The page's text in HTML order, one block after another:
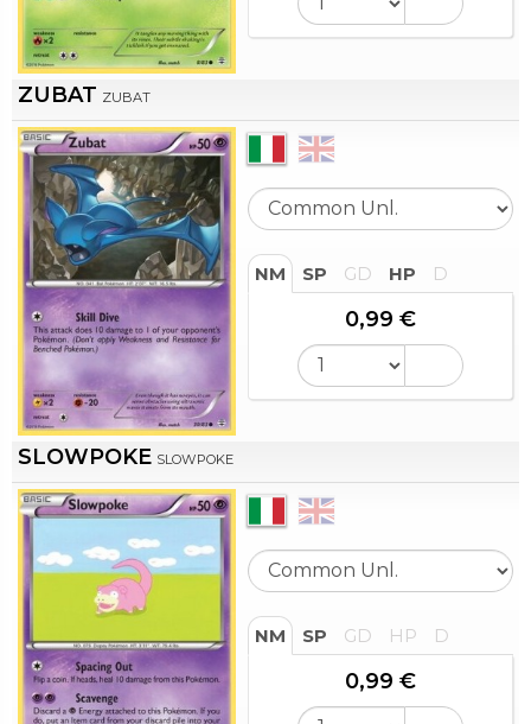
ZUBAT ZUBAT
NM SP GD HP D
0,99 €
SLOWPOKE SLOWPOKE
NM SP GD HP D
0,99 €